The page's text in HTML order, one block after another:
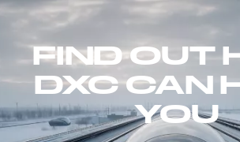
FIND OUT
DXC CAN
YOU